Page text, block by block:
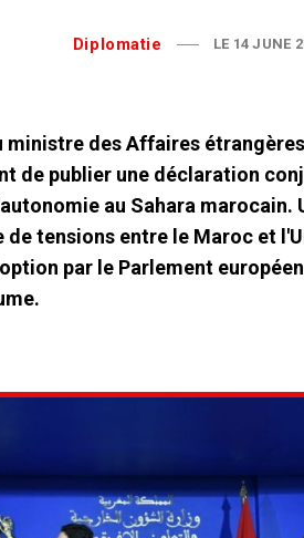
Diplomatie LE 14 JUNE
ministre des Affaires étrangères
de publier une déclaration
au Sahara marocain.
tensions entre le Maroc et
par le Parlement